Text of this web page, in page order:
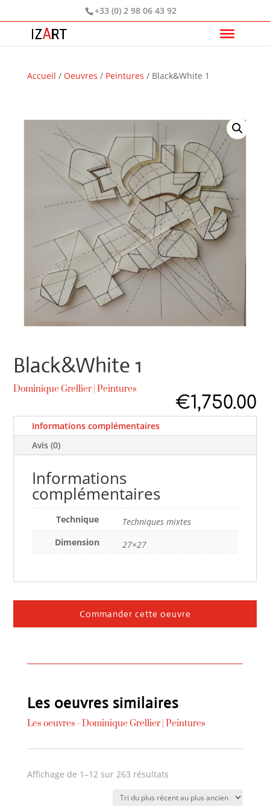
+33 (0) 2 98 06 43 92
Accueil / Oeuvres / Peintures / Black&White 1
Black&White 1
Dominique Grellier |Peintures
€1,750.00
Informations complémentaires
Avis (0)
Informations
complémentaires
Technique
Techniques mixtes
Dimension
27×27
Commander cette oeuvre
Les oeuvres similaires
Les oeuvres - Dominique Grellier| Peintures
Affichage de 1–12 sur 263 résultatsTrié
plus